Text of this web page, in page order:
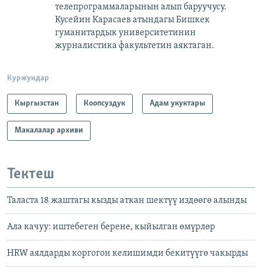
телепрограммаларынын алып баруучусу.
Кусейин Карасаев атындагы Бишкек
гуманитардык университетинин
журналистика факультетин аяктаган.
Куржундар
Кыргызстан Коопсуздук Адам укуктары
Макалалар архиви
Тектеш
Таласта 18 жаштагы кызды аткан шектүү издөөгө алынды
Ала качуу: иштебеген берене, кыйылган өмүрлөр
HRW аялдарды коргогон келишимди бекитүүгө чакырды